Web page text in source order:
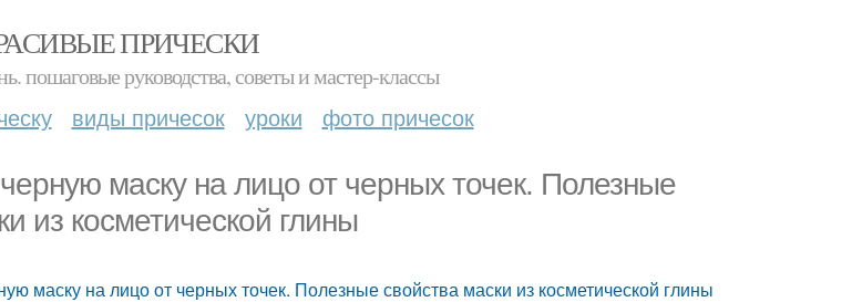
ПРИЧЕСКИ
пошаговые руководства, советы и мастер-классы
виды причесок уроки фото причесок
маску на лицо от черных точек. Полезные
из косметической глины
маску на лицо от черных точек. Полезные свойства маски из косметической глины